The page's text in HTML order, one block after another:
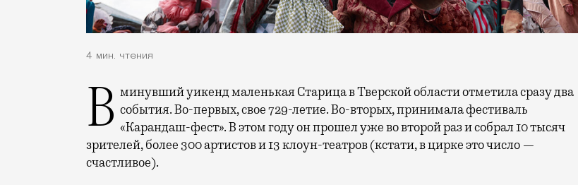
4 мин. чтения
В минувший уикенд маленькая Старица в Тверской области отметила сразу два события. Во-первых, свое 729-летие. Во-вторых, принимала фестиваль
«Карандаш-фест». В этом году он прошел уже во второй раз и собрал 10 тысяч
зрителей, более 300 артистов и 13 клоун-театров (кстати, в цирке это число —
счастливое).